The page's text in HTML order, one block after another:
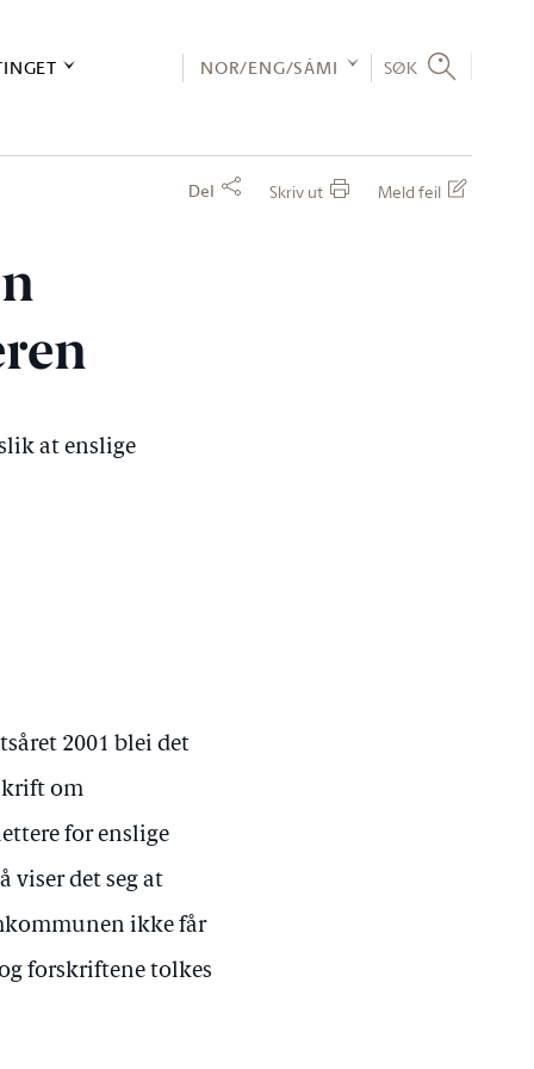
NOR/ENG/SÁMI SØK
Del Skriv ut Meld feil
at enslige
2001 blei det
om
for enslige
viser det seg at
ikke får
forskriftene tolkes